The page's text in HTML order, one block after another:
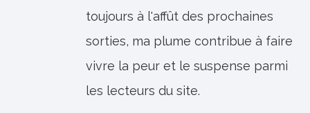
toujours à l'affût des prochaines
sorties, ma plume contribue à faire
vivre la peur et le suspense parmi
les lecteurs du site.